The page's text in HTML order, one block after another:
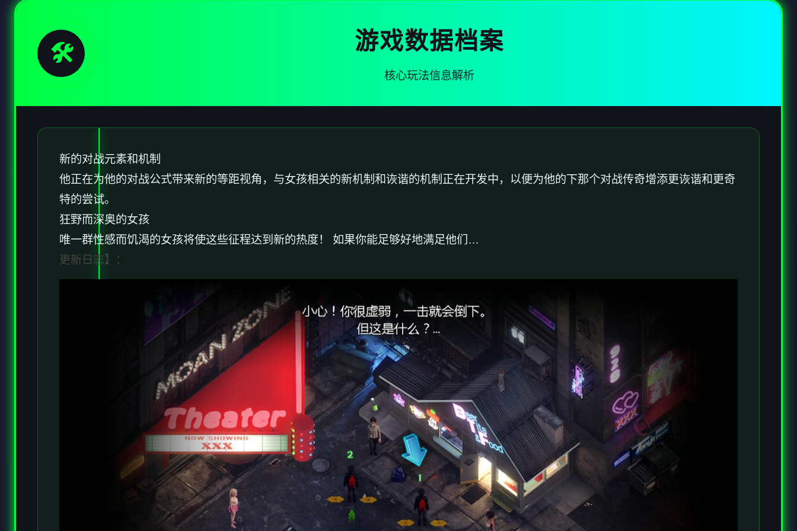
🛠️ 游戏数据档案
核心玩法信息解析
新的对战元素和机制
他正在为他的对战公式带来新的等距视角，与女孩相关的新机制和诙谐的机制正在开发中，以便为他的下那个对战传奇增添更诙谐和更奇
特的尝试。
狂野而深奥的女孩
唯一群性感而饥渴的女孩将使这些征程达到新的热度！ 如果你能足够好地满足他们…
更新日志】：